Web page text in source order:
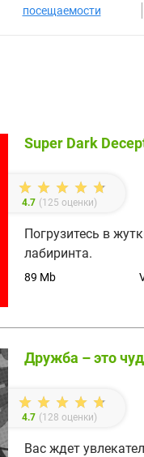
посещаемости
Super Dark
4.7 (125 оценки)
Погрузитесь в
лабиринта.
89 Mb
Дружба – это
4.7 (128 оценки)
Вас ждет